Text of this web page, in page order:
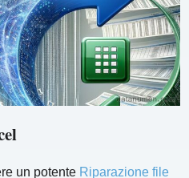
un potente Riparazione file